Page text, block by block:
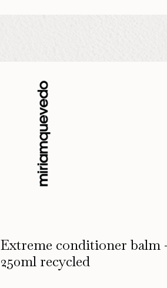
Extreme conditioner balm
250ml recycled